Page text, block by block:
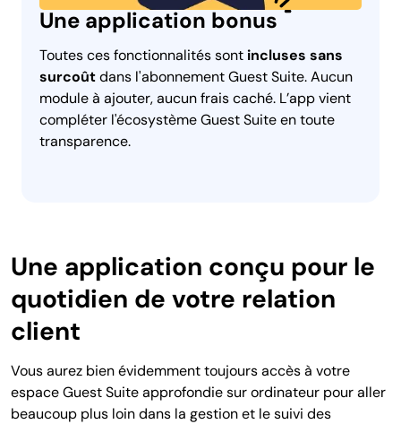
Une application bonus
Toutes ces fonctionnalités sont incluses sans
surcoûtdans l'abonnement Guest Suite. Aucun
module à ajouter, aucun frais caché. L’app vient
compléter l'écosystème Guest Suite en toute
transparence.
Une application conçu pour le
quotidien de votre relation
client
Vous aurez bien évidemment toujours accès à votre
espace Guest Suite approfondie sur ordinateur pour aller
beaucoup plus loin dans la gestion et le suivi des